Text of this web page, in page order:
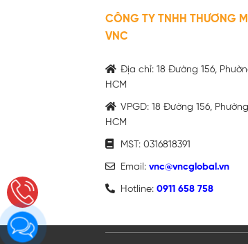
CÔNG TY TNHH THƯƠNG
VNC
Địa chỉ: 18 Đường 156,
HCM
VPGD: 18 Đường 156,
HCM
MST: 0316818391
Email: vnc@vncglobal.vn
Hotline: 0911 658 758